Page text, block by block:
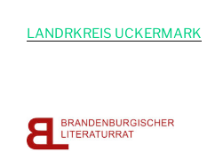
LANDRKREIS UCKERMARK